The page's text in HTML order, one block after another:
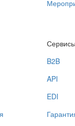
Сервисы
B2B
API
EDI